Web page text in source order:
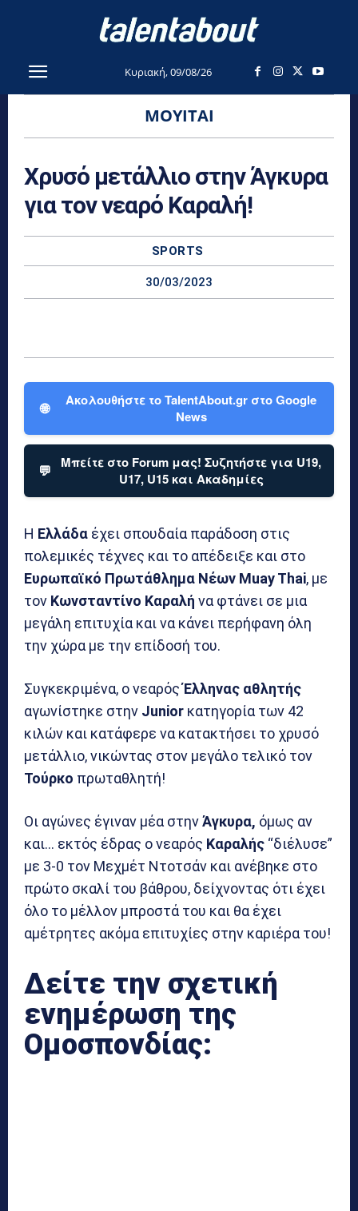
Κυριακή, 09/08/26
ΜΟΥΙΤΑΙ
Χρυσό μετάλλιο στην Άγκυρα
για τον νεαρό Καραλή!
SPORTS
30/03/2023
🌐
Ακολουθήστε το TalentAbout.gr στο Google
News
💬
Μπείτε στο Forum μας! Συζητήστε για U19,
U17, U15 και Ακαδημίες
Η Ελλάδα έχει σπουδαία παράδοση στις
πολεμικές τέχνες και το απέδειξε και στο
Ευρωπαϊκό Πρωτάθλημα Νέων Muay Thai, με
τον Κωνσταντίνο Καραλή να φτάνει σε μια
μεγάλη επιτυχία και να κάνει περήφανη όλη
την χώρα με την επίδοσή του.
Συγκεκριμένα, ο νεαρόςΈλληνας αθλητής
αγωνίστηκε στην Junior κατηγορία των 42
κιλών και κατάφερε να κατακτήσει το χρυσό
μετάλλιο, νικώντας στον μεγάλο τελικό τον
Τούρκο πρωταθλητή!
Οι αγώνες έγιναν μέα στηνΆγκυρα, όμως αν
και… εκτός έδρας ο νεαρός Καραλής “διέλυσε”
με 3-0 τον Μεχμέτ Ντοτσάν και ανέβηκε στο
πρώτο σκαλί του βάθρου, δείχνοντας ότι έχει
όλο το μέλλον μπροστά του και θα έχει
αμέτρητες ακόμα επιτυχίες στην καριέρα του!
Δείτε την σχετική
ενημέρωση της
Ομοσπονδίας: